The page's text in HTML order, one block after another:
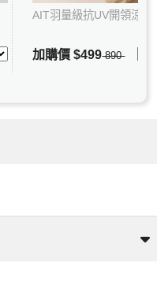
AIT羽量級抗UV開領涼感
加購價$499890